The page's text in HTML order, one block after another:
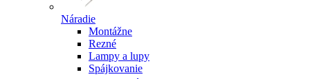
Náradie
Montážne
Rezné
Lampy a lupy
Spájkovanie